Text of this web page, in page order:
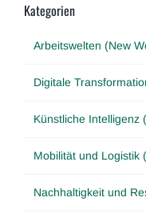
Kategorien
Arbeitswelten (New
Digitale
Künstliche Intelligenz
Mobilität und Logistik
Nachhaltigkeit und